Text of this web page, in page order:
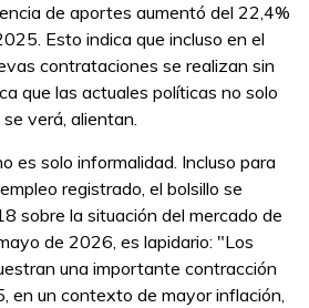
de aportes aumentó del 22,4%
Esto indica que incluso en el
contrataciones se realizan sin
que las actuales políticas no solo
verá, alientan.
es solo informalidad. Incluso para
registrado, el bolsillo se
sobre la situación del mercado de
de 2026, es lapidario: "Los
una importante contracción
en un contexto de mayor inflación,